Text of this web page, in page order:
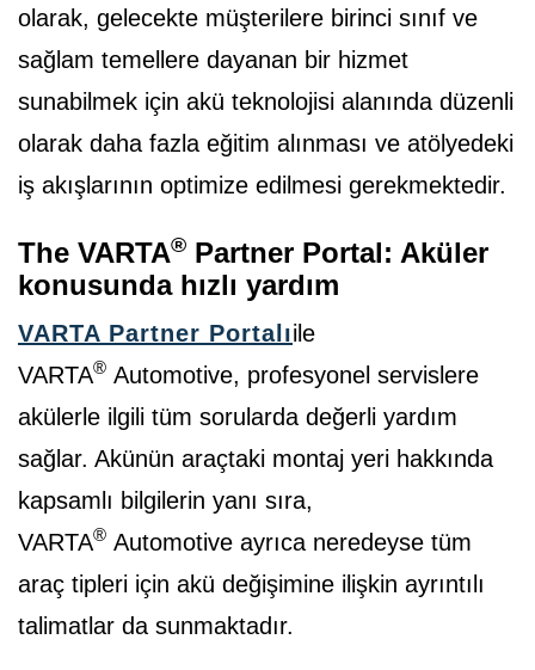
olarak, gelecekte müşterilere birinci sınıf ve
sağlam temellere dayanan bir hizmet
sunabilmek için akü teknolojisi alanında düzenli
olarak daha fazla eğitim alınması ve atölyedeki
iş akışlarının optimize edilmesi gerekmektedir.
The VARTA® Partner Portal: Aküler
konusunda hızlı yardım
VARTA Partner Portalıile
VARTA® Automotive, profesyonel servislere
akülerle ilgili tüm sorularda değerli yardım
sağlar. Akünün araçtaki montaj yeri hakkında
kapsamlı bilgilerin yanı sıra,
VARTA® Automotive ayrıca neredeyse tüm
araç tipleri için akü değişimine ilişkin ayrıntılı
talimatlar da sunmaktadır.